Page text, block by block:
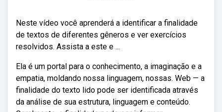
Neste vídeo você aprenderá a identificar a finalidade
de textos de diferentes gêneros e ver exercícios
resolvidos. Assista a este e ...
Ela é um portal para o conhecimento, a imaginação e a
empatia, moldando nossa linguagem, nossas. Web — a
finalidade do texto lido pode ser identificada através
da análise de sua estrutura, linguagem e conteúdo.